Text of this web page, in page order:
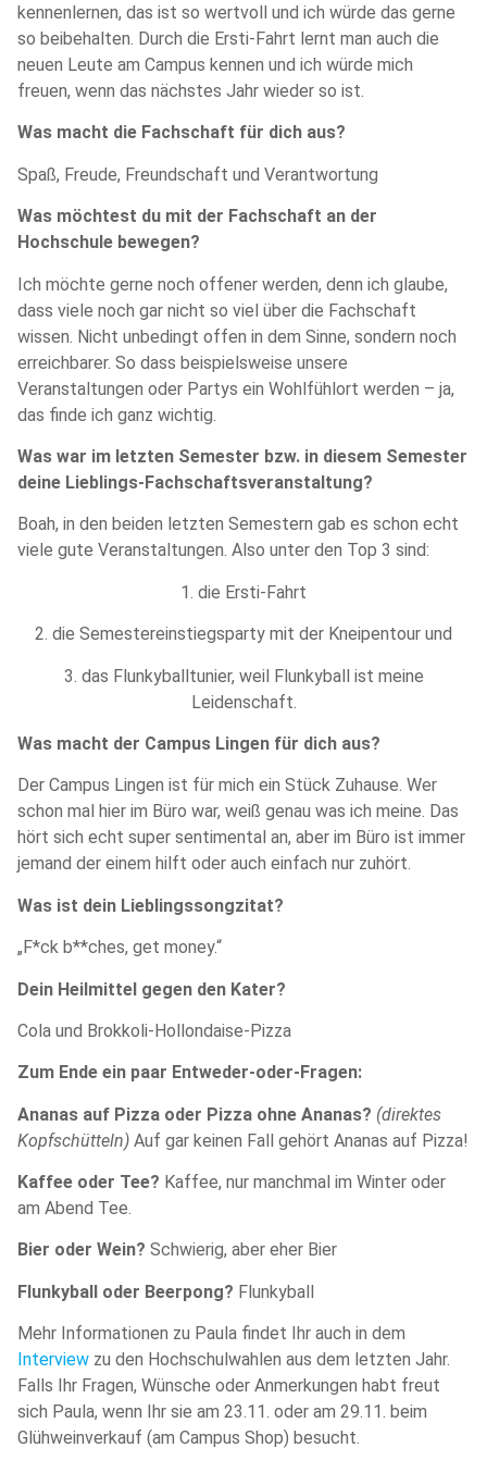
kennenlernen, das ist so wertvoll und ich würde das gerne
so beibehalten. Durch die Ersti-Fahrt lernt man auch die
neuen Leute am Campus kennen und ich würde mich
freuen, wenn das nächstes Jahr wieder so ist.
Was macht die Fachschaft für dich aus?
Spaß, Freude, Freundschaft und Verantwortung
Was möchtest du mit der Fachschaft an der
Hochschule bewegen?
Ich möchte gerne noch offener werden, denn ich glaube,
dass viele noch gar nicht so viel über die Fachschaft
wissen. Nicht unbedingt offen in dem Sinne, sondern noch
erreichbarer. So dass beispielsweise unsere
Veranstaltungen oder Partys ein Wohlfühlort werden – ja,
das finde ich ganz wichtig.
Was war im letzten Semester bzw. in diesem Semester
deine Lieblings-Fachschaftsveranstaltung?
Boah, in den beiden letzten Semestern gab es schon echt
viele gute Veranstaltungen. Also unter den Top 3 sind:
1. die Ersti-Fahrt
2. die Semestereinstiegsparty mit der Kneipentour und
3. das Flunkyballtunier, weil Flunkyball ist meine
Leidenschaft.
Was macht der Campus Lingen für dich aus?
Der Campus Lingen ist für mich ein Stück Zuhause. Wer
schon mal hier im Büro war, weiß genau was ich meine. Das
hört sich echt super sentimental an, aber im Büro ist immer
jemand der einem hilft oder auch einfach nur zuhört.
Was ist dein Lieblingssongzitat?
„F*ck b**ches, get money.“
Dein Heilmittel gegen den Kater?
Cola und Brokkoli-Hollondaise-Pizza
Zum Ende ein paar Entweder-oder-Fragen:
Ananas auf Pizza oder Pizza ohne Ananas? (direktes
Kopfschütteln) Auf gar keinen Fall gehört Ananas auf Pizza!
Kaffee oder Tee? Kaffee, nur manchmal im Winter oder
am Abend Tee.
Bier oder Wein? Schwierig, aber eher Bier
Flunkyball oder Beerpong? Flunkyball
Mehr Informationen zu Paula findet Ihr auch in dem
Interview zu den Hochschulwahlen aus dem letzten Jahr.
Falls Ihr Fragen, Wünsche oder Anmerkungen habt freut
sich Paula, wenn Ihr sie am 23.11. oder am 29.11. beim
Glühweinverkauf (am Campus Shop) besucht.